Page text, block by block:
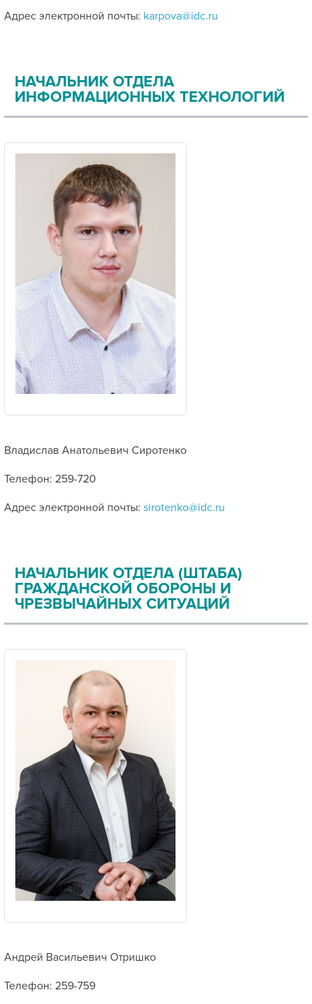
Адрес электронной почты: karpova@idc.ru
НАЧАЛЬНИК ОТДЕЛА
ИНФОРМАЦИОННЫХ ТЕХНОЛОГИЙ
Владислав Анатольевич Сиротенко
Телефон: 259-720
Адрес электронной почты: sirotenko@idc.ru
НАЧАЛЬНИК ОТДЕЛА (ШТАБА)
ГРАЖДАНСКОЙ ОБОРОНЫ И
ЧРЕЗВЫЧАЙНЫХ СИТУАЦИЙ
Андрей Васильевич Отришко
Телефон: 259-759